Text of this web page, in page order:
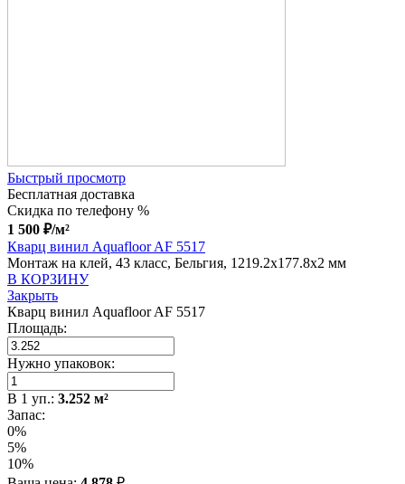
Быстрый просмотр
Бесплатная доставка
Скидка по телефону %
1 500 ₽/м²
Кварц винил Aquafloor AF 5517
Монтаж на клей, 43 класс, Бельгия, 1219.2x177.8x2 мм
В КОРЗИНУ
Закрыть
Кварц винил Aquafloor AF 5517
Площадь:
Нужно упаковок:
В 1 уп.: 3.252 м²
Запас:
0%
5%
10%